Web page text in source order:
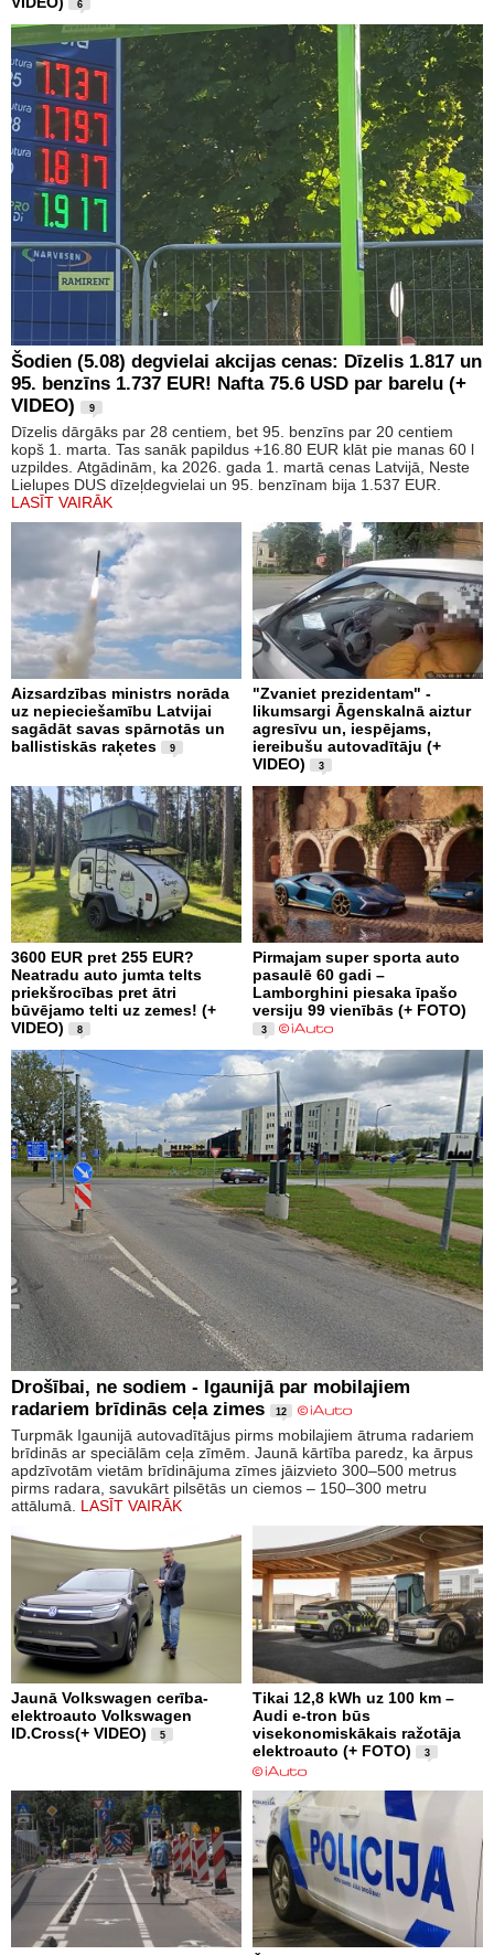
6
Šodien (5.08) degvielai akcijas cenas: Dīzelis 1.817 un
95. benzīns 1.737 EUR! Nafta 75.6 USD par barelu (+
VIDEO)
9
Dīzelis dārgāks par 28 centiem, bet 95. benzīns par 20 centiem
kopš 1. marta. Tas sanāk papildus +16.80 EUR klāt pie manas 60 l
uzpildes. Atgādinām, ka 2026. gada 1. martā cenas Latvijā, Neste
Lielupes DUS dīzeļdegvielai un 95. benzīnam bija 1.537 EUR.
LASĪT VAIRĀK
Aizsardzības ministrs norāda
uz nepieciešamību Latvijai
sagādāt savas spārnotās un
ballistiskās raķetes
9
"Zvaniet prezidentam" -
likumsargi Āgenskalnā aiztur
agresīvu un, iespējams,
iereibušu autovadītāju (+
VIDEO)
3
3600 EUR pret 255 EUR?
Neatradu auto jumta telts
priekšrocības pret ātri
būvējamo telti uz zemes! (+
VIDEO)
8
Pirmajam super sporta auto
pasaulē 60 gadi –
Lamborghini piesaka īpašo
versiju 99 vienībās (+ FOTO)
3
Drošībai, ne sodiem - Igaunijā par mobilajiem
radariem brīdinās ceļa zimes
12
Turpmāk Igaunijā autovadītājus pirms mobilajiem ātruma radariem
brīdinās ar speciālām ceļa zīmēm. Jaunā kārtība paredz, ka ārpus
apdzīvotām vietām brīdinājuma zīmes jāizvieto 300–500 metrus
pirms radara, savukārt pilsētās un ciemos – 150–300 metru
attālumā. LASĪT VAIRĀK
Jaunā Volkswagen cerība-
elektroauto Volkswagen
ID.Cross(+ VIDEO)
5
Tikai 12,8 kWh uz 100 km –
Audi e-tron būs
visekonomiskākais ražotāja
elektroauto (+ FOTO)
3